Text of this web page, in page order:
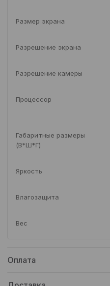
Размер экрана
Разрешение экрана
Разрешение камеры
Процессор
Габаритные размеры
(В*Ш*Г)
Яркость
Влагозащита
Вес
Оплата